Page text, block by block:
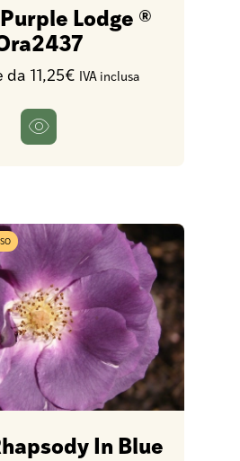
Lodge ®
11,25€ IVA inclusa
In Blue